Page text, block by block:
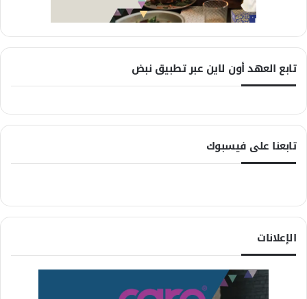
تابع العهد أون لاين عبر تطبيق نبض
تابعنا على فيسبوك
الإعلانات